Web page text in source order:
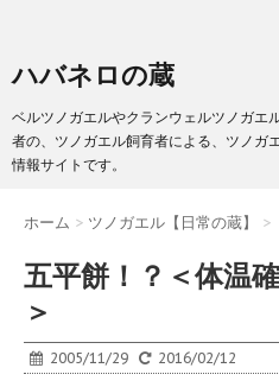
ハバネロの蔵
ベルツノガエルやクランウェルツノガエ
者の、ツノガエル飼育者による、ツノガ
情報サイトです。
ホーム > ツノガエル【日常の蔵】 >
五平餅！？＜体温
＞
2005/11/29 2016/02/12